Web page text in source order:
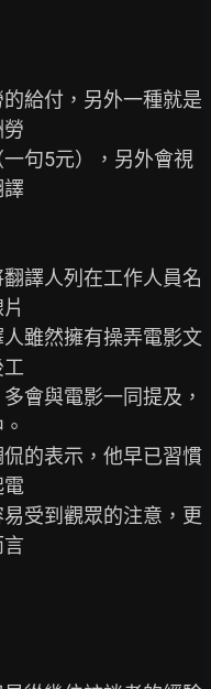
給付，另外一種就是
句5元），另外會視
譯人列在工作人員名
雖然擁有操弄電影文
會與電影一同提及，
的表示，他早已習慣
受到觀眾的注意，更